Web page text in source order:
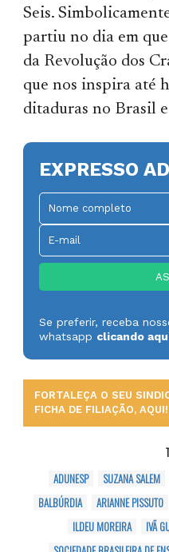
Seis.
partiu no dia em
da Revolução dos
que nos inspira até
ditaduras no Brasil e
EXPRESSO
Se preferir, receba
whatsapp clicando
FORTALEÇA O SEU
FICHA DE FILIAÇÃO, AQUI!
ADUNESP
SUZANA SALEM
BALBÚRDIA
ARIANNE PISSUTO
ILDEU MOREIRA
IVÃ